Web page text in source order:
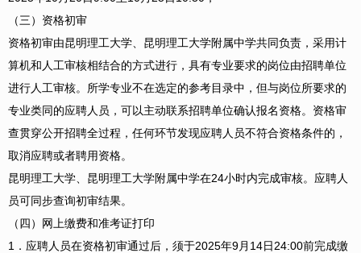
（三）资格初审
资格初审由昆明理工大学、昆明理工大学附属中学共同负责，采用计
算机和人工审核相结合的方式进行，具有专业要求的岗位由招聘单位
进行人工审核。所学专业不在选定的参考目录中，但与岗位所要求的
专业类同的应聘人员，可以主动联系招聘单位确认报名资格。资格审
查贯穿公开招聘全过程，任何环节发现应聘人员不符合资格条件的，
取消应聘或者聘用资格。
昆明理工大学、昆明理工大学附属中学在24小时内完成审核。应聘人
员可同步查询初审结果。
（四）网上缴费和准考证打印
1．应聘人员在资格初审通过后，须于2025年9月14日24:00前完成缴